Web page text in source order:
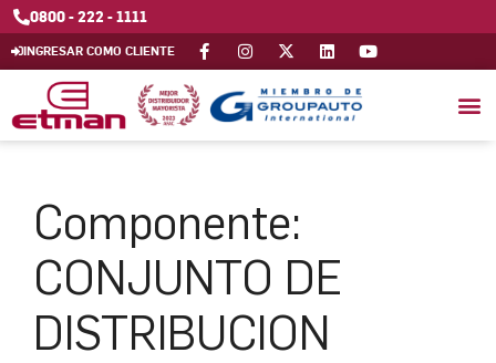
0800 - 222 - 1111
INGRESAR COMO CLIENTE
Componente:
CONJUNTO DE
DISTRIBUCION